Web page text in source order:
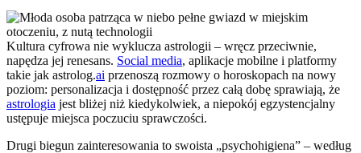
Kultura cyfrowa nie wyklucza astrologii – wręcz przeciwnie,
napędza jej renesans. Social media, aplikacje mobilne i platformy
takie jak astrolog.ai przenoszą rozmowy o horoskopach na nowy
poziom: personalizacja i dostępność przez całą dobę sprawiają, że
astrologia jest bliżej niż kiedykolwiek, a niepokój egzystencjalny
ustępuje miejsca poczuciu sprawczości.
Drugi biegun zainteresowania to swoista „psychohigiena” – według